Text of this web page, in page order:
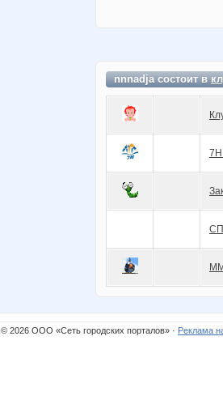
nnnadja состоит в
© 2026 ООО «Сеть городских порталов» · Реклама